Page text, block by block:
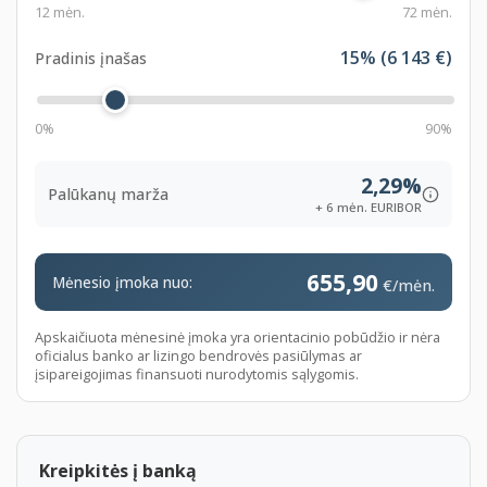
Galima pirkti lizingu per Jūsų pasirinktą lizingo
bendrovę. Išskirtinės finansavimo sąlygos SEB banke ir
Swedbank lizinge. Šiam automobiliui bus taikomos vos
nuo
turto pardavėjų sąrašo.
privatiems-klientams
https://www.swedbank.lt/private/credit/leasing/
language=LIT
Perkant lizingu pasirūpinsime automobilio
perregistravimu.
Neturite laiko ar galimybių atvykti apžiūrėti
automobilio?
12 mėn. 72 mėn.
Pradinis įnašas 15% (6 143 €)
0% 90%
Palūkanų marža 2,29%
+ 6 mėn. EURIBOR
Mėnesio įmoka nuo: 655,90 €/mėn.
Apskaičiuota mėnesinė įmoka yra orientacinio pobūdžio ir nėra
oficialus banko ar lizingo bendrovės pasiūlymas ar
įsipareigojimas finansuoti nurodytomis sąlygomis.
Kreipkitės į banką